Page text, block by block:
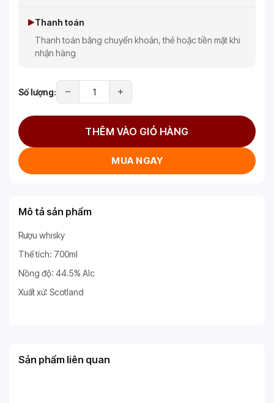
Thanh toán
Thanh toán bằng chuyển khoản, thẻ hoặc tiền mặt khi
nhận hàng
Số lượng:
THÊM VÀO GIỎ HÀNG
MUA NGAY
Mô tả sản phẩm
Rượu whisky
Thể tích: 700ml
Nồng độ: 44.5% Alc
Xuất xứ: Scotland
Sản phẩm liên quan